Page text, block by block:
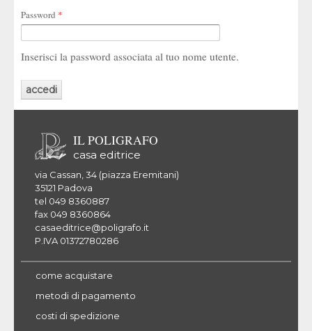
Password *
Inserisci la password associata al tuo nome utente.
IL POLIGRAFO
casa editrice
via Cassan, 34 (piazza Eremitani)
35121 Padova
tel 049 8360887
fax 049 8360864
casaeditrice@poligrafo.it
P.IVA 01372780286
come acquistare
metodi di pagamento
costi di spedizione